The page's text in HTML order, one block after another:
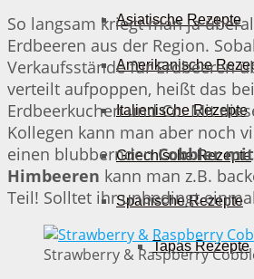
Asiatische Rezepte
Amerikanische
Italienische Rezepte
Griechische Rezepte
Spanische Rezepte
Tapas Rezepte
So langsam kriegt man ja
Erdbeeren aus der Region.
Verkaufsstände für Erdbeeren
verteilt aufpoppen, heißt das
Erdbeerkuchen und Co. Mit
Kollegen kann man aber noch
einen blubberndenCobbler
Himbeeren kann man z.B.
Teil! Solltet ihr unbedingt
Strawberry & Raspberry